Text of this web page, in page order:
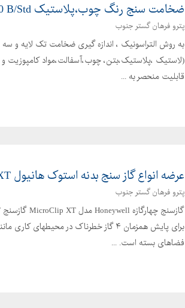
ضخامت سنج رنگ چوب،پلاستیک POSITECTOR 200 B/Std
پترو فرهان گستر جنوب
به روش التراسونیک ، اندازه گیری ضخامت تک لایه و سه
قابلیت منحصر به ...
عرضه انواع گاز سنج بدنه استوک هانیول Micro Clip XT
پترو فرهان گستر جنوب
برای پایش همزمان ۴ گاز خطرناک در
فضاهای بسته است. ...